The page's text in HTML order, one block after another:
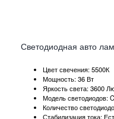
Светодиодная авто
Цвет свечения: 5500К
Мощность: 36 Вт
Яркость света: 3600
Модель светодиодов:
Количество
Стабилизация тока: